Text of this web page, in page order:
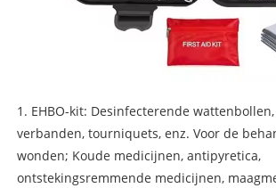
1. EHBO-kit: Desinfecterende
verbanden, tourniquets, enz. Voor de
wonden; Koude medicijnen, antipyretica,
ontstekingsremmende medicijnen,